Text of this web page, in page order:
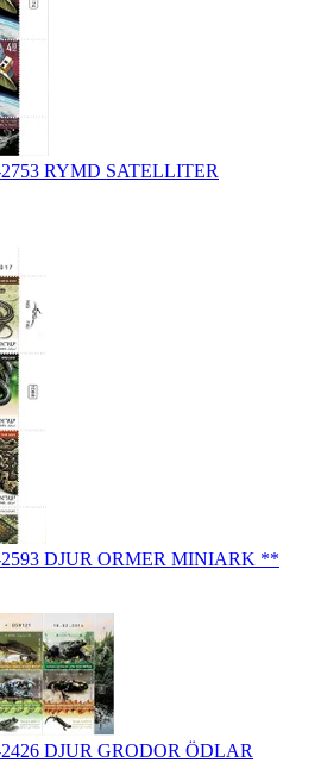
RYMD SATELLITER
DJUR ORMER MINIARK **
DJUR GRODOR ÖDLAR